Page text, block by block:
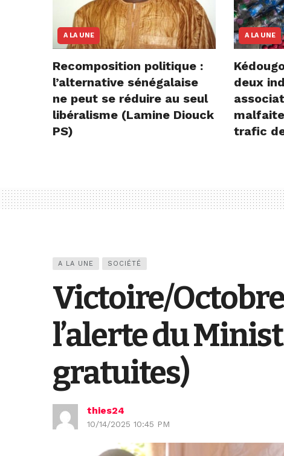
A LA UNE
Recomposition politique :
l’alternative sénégalaise
ne peut se réduire au seul
libéralisme (Lamine Diouck
PS)
A LA UNE
deux
trafic
A LA UNE SOCIÉTÉ
Victoire/Octobre
l’alerte du
gratuites)
thies24
10/14/2025 10:45 PM